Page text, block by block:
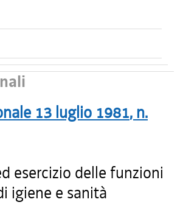
13 luglio 1981, n.
esercizio delle funzioni
igiene e sanità